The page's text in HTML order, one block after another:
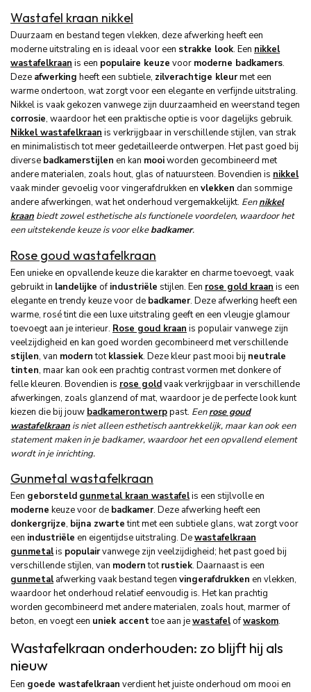
Wastafel kraan nikkel
Duurzaam en bestand tegen vlekken, deze afwerking heeft een
moderne uitstraling en is ideaal voor een strakke look. Een nikkel
wastafelkraan is een populaire keuze voor moderne badkamers.
Deze afwerking heeft een subtiele, zilverachtige kleurmet een
warme ondertoon, wat zorgt voor een elegante en verfijnde uitstraling.
Nikkel is vaak gekozen vanwege zijn duurzaamheid en weerstand tegen
corrosie, waardoor het een praktische optie is voor dagelijks gebruik.
Nikkel wastafelkraan is verkrijgbaar in verschillende stijlen, van strak
en minimalistisch tot meer gedetailleerde ontwerpen. Het past goed bij
diverse badkamerstijlen en kan mooiworden gecombineerd met
andere materialen, zoals hout, glas of natuursteen. Bovendien is nikkel
vaak minder gevoelig voor vingerafdrukken en vlekken dan sommige
andere afwerkingen, wat het onderhoud vergemakkelijkt. Eennikkel
kraan biedt zowel esthetische als functionele voordelen, waardoor het
een uitstekende keuze is voor elkebadkamer.
Rose goud wastafelkraan
Een unieke en opvallende keuze die karakter en charme toevoegt, vaak
gebruikt in landelijke of industriële stijlen. Een rose gold kraan is een
elegante en trendy keuze voor de badkamer. Deze afwerking heeft een
warme, rosé tint die een luxe uitstraling geeft en een vleugje glamour
toevoegt aan je interieur. Rose goud kraan is populair vanwege zijn
veelzijdigheid en kan goed worden gecombineerd met verschillende
stijlen, van moderntotklassiek. Deze kleur past mooi bij neutrale
tinten, maar kan ook een prachtig contrast vormen met donkere of
felle kleuren. Bovendien is rose goldvaak verkrijgbaar in verschillende
afwerkingen, zoals glanzend of mat, waardoor je de perfecte look kunt
kiezen die bij jouw badkamerontwerppast. Eenrose goud
wastafelkraan is niet alleen esthetisch aantrekkelijk, maar kan ook een
statement maken in je badkamer, waardoor het een opvallend element
wordt in je inrichting.
Gunmetal wastafelkraan
Een geborsteld gunmetal kraan wastafelis een stijlvolle en
moderne keuze voor de badkamer. Deze afwerking heeft een
donkergrijze, bijna zwartetint met een subtiele glans, wat zorgt voor
een industriële en eigentijdse uitstraling. Dewastafelkraan
gunmetalis populairvanwege zijn veelzijdigheid; het past goed bij
verschillende stijlen, van moderntotrustiek. Daarnaast is een
gunmetalafwerking vaak bestand tegen vingerafdrukken en vlekken,
waardoor het onderhoud relatief eenvoudig is. Het kan prachtig
worden gecombineerd met andere materialen, zoals hout, marmer of
beton, en voegt een uniek accenttoe aan jewastafelofwaskom.
Wastafelkraan onderhouden: zo blijft hij als
nieuw
Een goede wastafelkraan verdient het juiste onderhoud om mooi en